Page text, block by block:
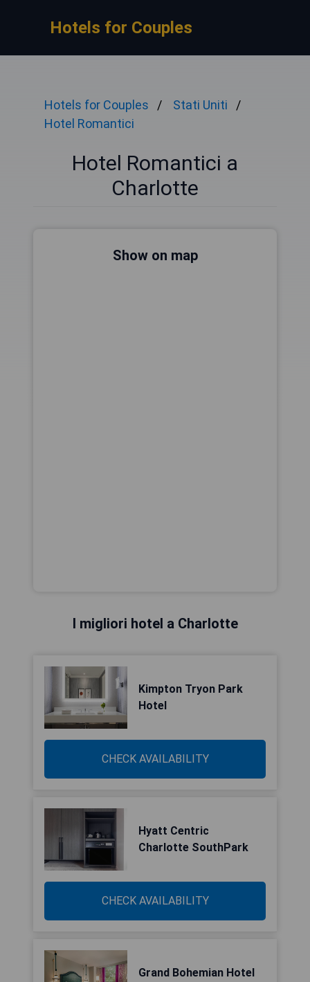
Hotels for Couples
Hotels for Couples
Stati Uniti
Hotel Romantici
Hotel Romantici a
Charlotte
Show on map
I migliori hotel a Charlotte
Kimpton Tryon Park
Hotel
CHECK AVAILABILITY
Hyatt Centric
Charlotte SouthPark
CHECK AVAILABILITY
Grand Bohemian Hotel